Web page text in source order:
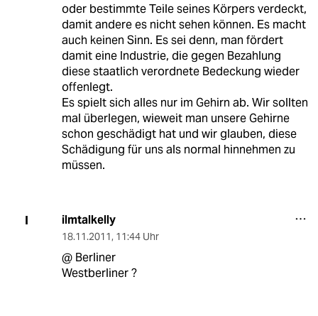
oder bestimmte Teile seines Körpers verdeckt,
damit andere es nicht sehen können. Es macht
auch keinen Sinn. Es sei denn, man fördert
damit eine Industrie, die gegen Bezahlung
diese staatlich verordnete Bedeckung wieder
offenlegt.
Es spielt sich alles nur im Gehirn ab. Wir sollten
mal überlegen, wieweit man unsere Gehirne
schon geschädigt hat und wir glauben, diese
Schädigung für uns als normal hinnehmen zu
müssen.
I ilmtalkelly
18.11.2011, 11:44 Uhr
@ Berliner
Westberliner ?